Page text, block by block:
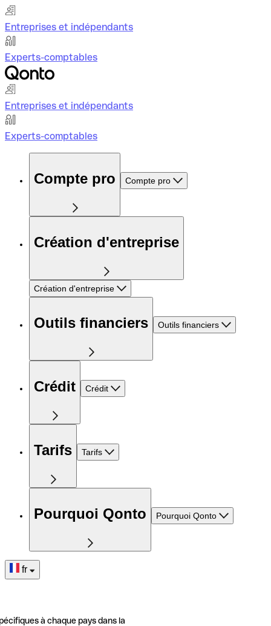
Entreprises et indépendants
Experts-comptables
Entreprises et indépendants
Experts-comptables
Compte pro Compte pro
Création d'entreprise
Création d'entreprise
Outils financiers Outils financiers
Crédit Crédit
Tarifs Tarifs
Pourquoi Qonto Pourquoi Qonto
fr
à chaque pays dans la